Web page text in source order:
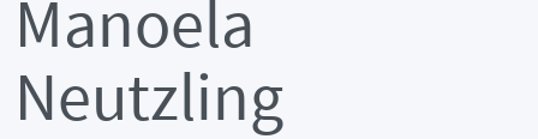
Manoela
Neutzling